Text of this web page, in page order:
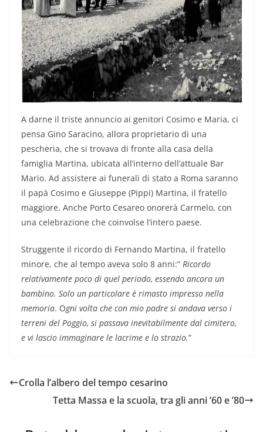
A darne il triste annuncio ai genitori Cosimo e Maria, ci
pensa Gino Saracino, allora proprietario di una
pescheria, che si trovava di fronte alla casa della
famiglia Martina, ubicata all’interno dell’attuale Bar
Mario. Ad assistere ai funerali di stato a Roma saranno
il papà Cosimo e Giuseppe (Pippi) Martina, il fratello
maggiore. Anche Porto Cesareo onorerà Carmelo, con
una celebrazione che coinvolse l’intero paese.
Struggente il ricordo di Fernando Martina, il fratello
minore, che al tempo aveva solo 8 anni:” Ricordo
relativamente poco di quel periodo, essendo ancora un
bambino. Solo un particolare è rimasto impresso nella
memoria. Ogni volta che con mio padre si andava verso i
terreni del Poggio, si passava inevitabilmente dal cimitero,
e vi lascio immaginare le lacrime e lo strazio.”
Crolla l’albero del tempo cesarino
Tetta Massa e la scuola, tra gli anni ’60 e ’80